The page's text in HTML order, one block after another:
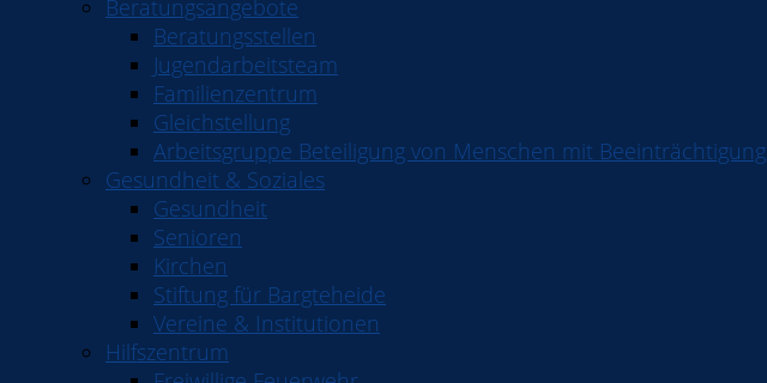
Beratungsangebote
Beratungsstellen
Jugendarbeitsteam
Familienzentrum
Gleichstellung
Arbeitsgruppe Beteiligung von Menschen mit Beeinträchtigung
Gesundheit & Soziales
Gesundheit
Senioren
Kirchen
Stiftung für Bargteheide
Vereine & Institutionen
Hilfszentrum